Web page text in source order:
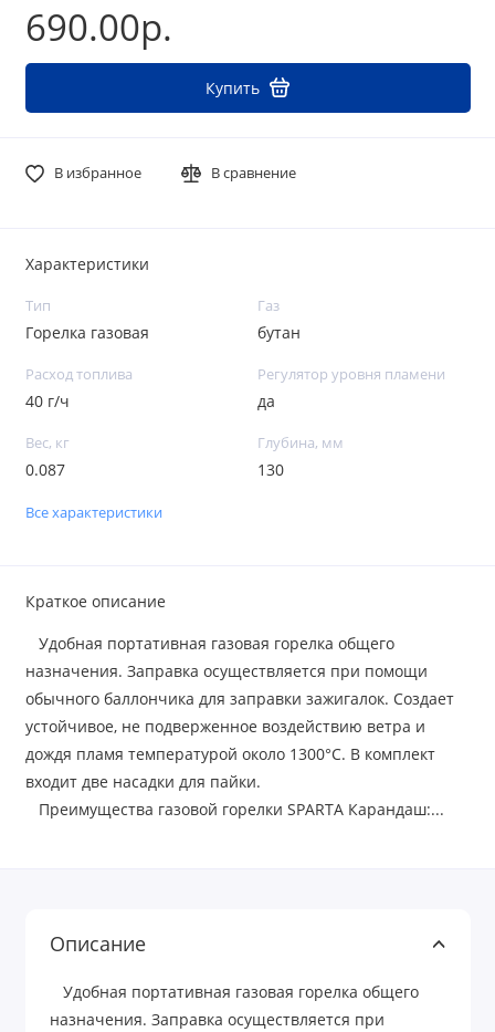
690.00р.
Купить
В избранное В сравнение
Характеристики
Тип
Горелка газовая
Газ
бутан
Расход топлива
40 г/ч
Регулятор уровня пламени
да
Вес, кг
0.087
Глубина, мм
130
Все характеристики
Краткое описание
Удобная портативная газовая горелка общего
назначения. Заправка осуществляется при помощи
обычного баллончика для заправки зажигалок. Создает
устойчивое, не подверженное воздействию ветра и
дождя пламя температурой около 1300°C. В комплект
входит две насадки для пайки.
Преимущества газовой горелки SPARTA Карандаш:...
Описание
Удобная портативная газовая горелка общего
назначения. Заправка осуществляется при